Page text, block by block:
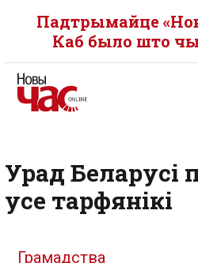
Падтрымайце
Каб было што
Урад Беларусі
усе тарфянікі
Грамадства